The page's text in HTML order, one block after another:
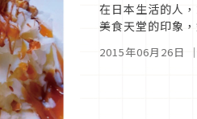
在日本生活的人
美食天堂的印象
光光的地區，日
2015年06月26日 ｜